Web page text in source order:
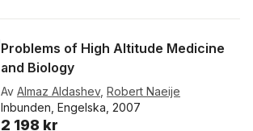
Problems of High Altitude Medicine
and Biology
Av Almaz Aldashev, Robert Naeije
Inbunden, Engelska, 2007
2 198 kr